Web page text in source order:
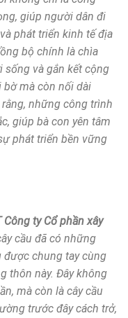
giúp người dân đi
phát triển kinh tế địa
bộ chính là chìa
sống và gắn kết cộng
bờ mà còn nối dài
những công trình
giúp bà con yên tâm
phát triển bền vững
ty Cổ phần xây
cầu đã có những
được chung tay cùng
thôn này. Đây không
mà còn là cây cầu
trước đây cách trở,